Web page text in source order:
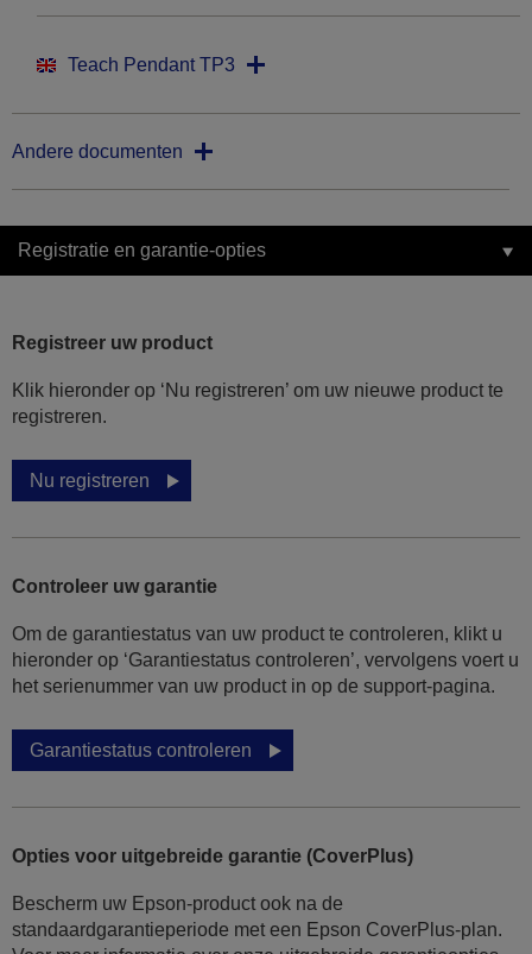
Teach Pendant TP3
Andere documenten
Registratie en garantie-opties
Registreer uw product
Klik hieronder op ‘Nu registreren’ om uw nieuwe product te
registreren.
Nu registreren
Controleer uw garantie
Om de garantiestatus van uw product te controleren, klikt u
hieronder op ‘Garantiestatus controleren’, vervolgens voert u
het serienummer van uw product in op de support-pagina.
Garantiestatus controleren
Opties voor uitgebreide garantie (CoverPlus)
Bescherm uw Epson-product ook na de
standaardgarantieperiode met een Epson CoverPlus-plan.